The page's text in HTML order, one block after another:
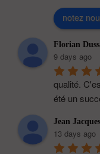
notez
Florian
9 days ago
qualité.
été un
Jean
13 days ago